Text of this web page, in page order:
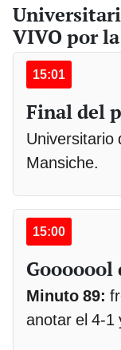
VIVO por
15:01
Final del
Universitario
Mansiche.
15:00
Minuto 89:
anotar el 4-1